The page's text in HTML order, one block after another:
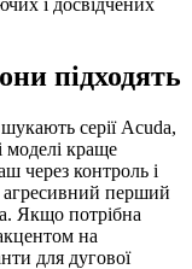
підходять
серії Acuda,
моделі краще
через контроль і
агресивний перший
Якщо потрібна
на
для дугової